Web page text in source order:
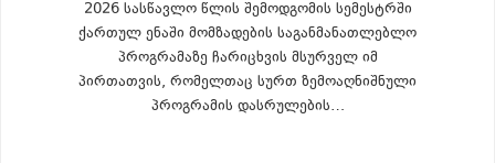
2026 სასწავლო წლის შემოდგომის სემესტრში
ქართულ ენაში მომზადების საგანმანათლებლო
პროგრამაზე ჩარიცხვის მსურველ იმ
პირთათვის, რომელთაც სურთ ზემოაღნიშნული
პროგრამის დასრულების…